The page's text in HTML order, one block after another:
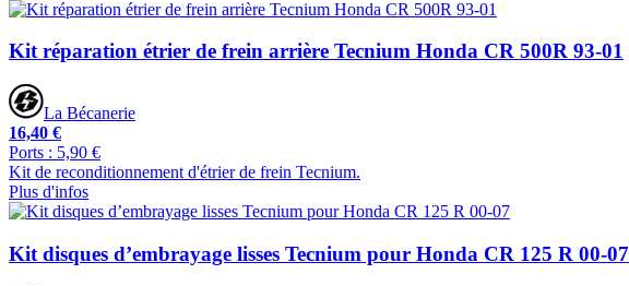
Kit réparation étrier de frein arrière Tecnium Honda CR 500R 93-01
La Bécanerie
16,40 €
Ports : 5,90 €
Kit de reconditionnement d'étrier de frein Tecnium.
Plus d'infos
Kit disques d’embrayage lisses Tecnium pour Honda CR 125 R 00-07